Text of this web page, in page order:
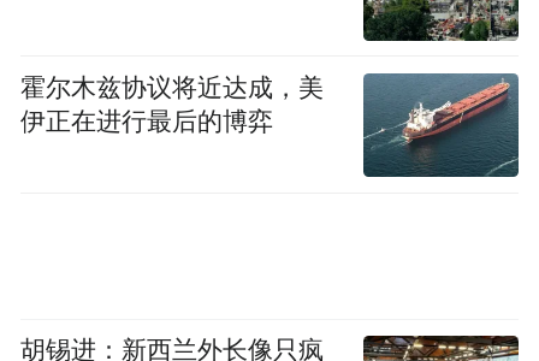
“尽情用AI”的代价：四个月用完全年预算
如果说HR重组是优步主动选择的战略精简，
那么AI支出上限的出台则更像一次被迫的反
思式应对。按照此前报道，优步于5月底推出
上限为1500美元。员工可通过内部数据面板
霍尔木兹协议将近达成，美
伊正在进行最后的博弈
胡锡进：新西兰外长像只疯